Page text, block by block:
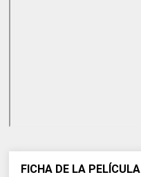
FICHA DE LA PELÍCULA